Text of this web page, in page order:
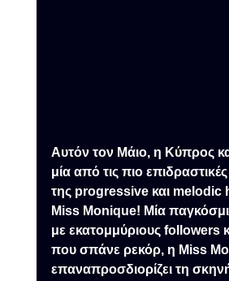
Αυτόν τον Μάιο, η Κύπρος
μία από τις πιο
της progressive και melodic
Miss Monique! Μία
με εκατομμύριους followers
που σπάνε ρεκόρ, η Miss
επαναπροσδιορίζει τη